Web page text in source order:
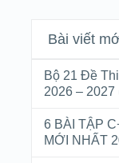
Bài viết
Bộ 21 Đề
2026 –
6 BÀI TẬP
MỚI NHẤT